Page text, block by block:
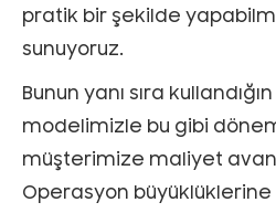
pratik bir şekilde
sunuyoruz.
Bunun yanı sıra
modelimizle bu gibi
müşterimize maliyet
Operasyon